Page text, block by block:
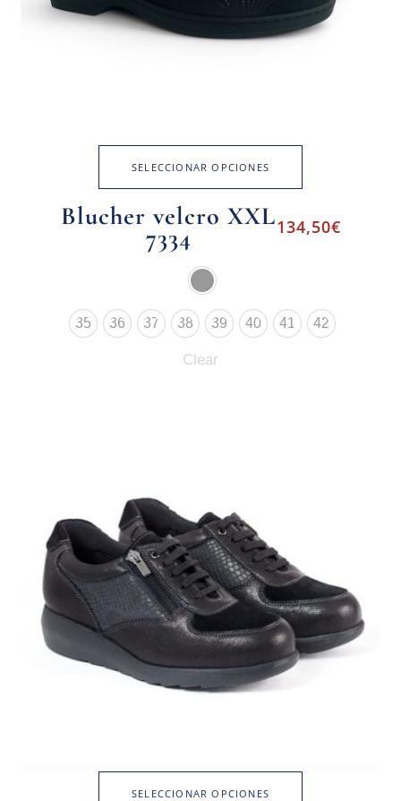
SELECCIONAR OPCIONES
Blucher velcro XXL
7334 134,50€
35 36 37 38 39 40 41 42
Clear
SELECCIONAR OPCIONES